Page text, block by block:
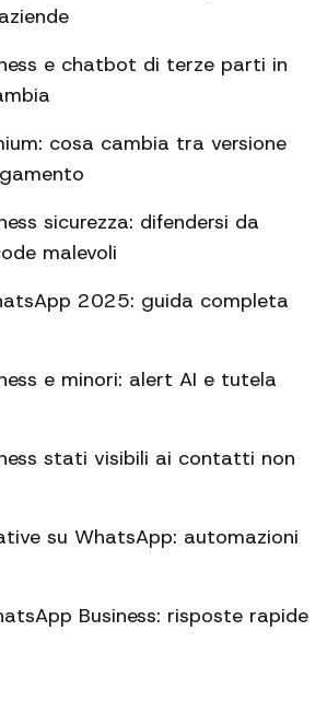
e chatbot di terze parti in
cosa cambia tra versione
sicurezza: difendersi da
malevoli
2025: guida completa
e minori: alert AI e tutela
stati visibili ai contatti non
su WhatsApp: automazioni
Business: risposte rapide